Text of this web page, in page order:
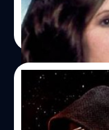
วงศกร ปฐมชัยวัฒน์|
Read More
19/10/2015
มาดูตัวอย่างยั่ว
Force